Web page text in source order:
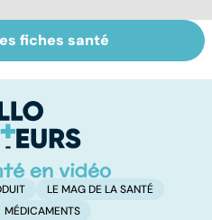
Trisomie 21 : du
dépistage à la
fiches santé
LE MAG DE LA SANTÉ
MÉDICAMENTS